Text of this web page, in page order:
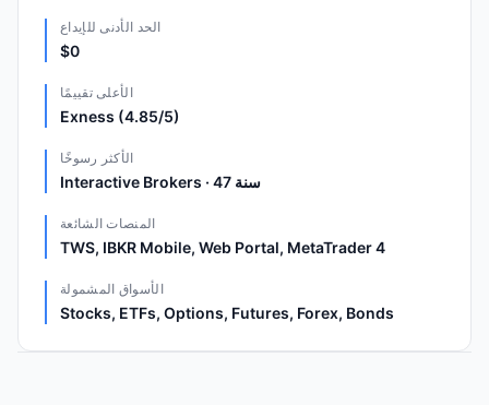
الحد الأدنى للإيداع
$0
الأعلى تقييمًا
Exness (4.85/5)
الأكثر رسوخًا
Interactive Brokers · 47 سنة
المنصات الشائعة
TWS, IBKR Mobile, Web Portal, MetaTrader 4
الأسواق المشمولة
Stocks, ETFs, Options, Futures, Forex, Bonds